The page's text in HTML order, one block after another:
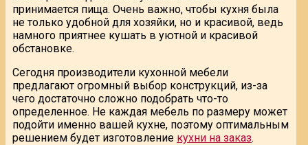
принимается пища. Очень важно, чтобы кухня была
не только удобной для хозяйки, но и красивой, ведь
намного приятнее кушать в уютной и красивой
обстановке.
Сегодня производители кухонной мебели
предлагают огромный выбор конструкций, из-за
чего достаточно сложно подобрать что-то
определенное. Не каждая мебель по размеру может
подойти именно вашей кухне, поэтому оптимальным
решением будет изготовление кухни на заказ.